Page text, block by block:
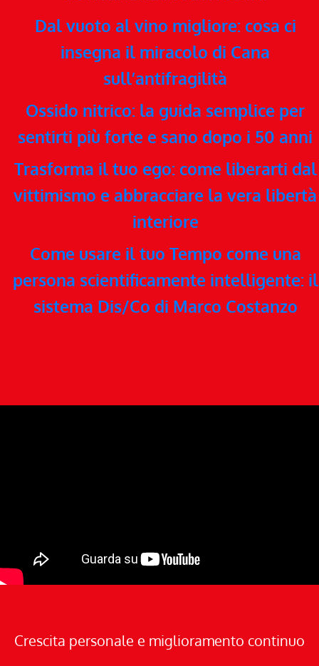
Dal vuoto al vino migliore: cosa ci
insegna il miracolo di Cana
sull’antifragilità
Ossido nitrico: la guida semplice per
sentirti più forte e sano dopo i 50 anni
Trasforma il tuo ego: come liberarti dal
vittimismo e abbracciare la vera libertà
interiore
Come usare il tuo Tempo come una
persona scientificamente intelligente: il
sistema Dis/Co di Marco Costanzo
Crescita personale e miglioramento continuo